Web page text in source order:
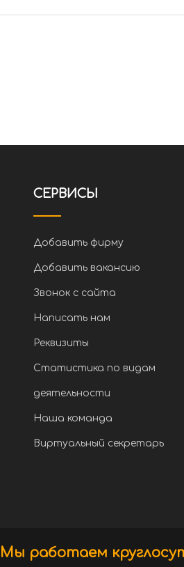
СЕРВИСЫ
Добавить фирму
Добавить вакансию
Звонок с сайта
Написать нам
Реквизиты
Статистика по видам
деятельности
Наша команда
Виртуальный секретарь
Мы работаем